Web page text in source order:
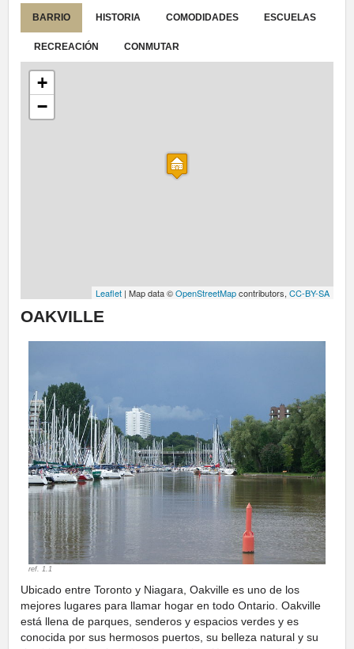
BARRIO HISTORIA COMODIDADES ESCUELAS
RECREACIÓN CONMUTAR
+
−
Leaflet | Map data ©OpenStreetMapcontributors, CC-BY-SA
OAKVILLE
ref. 1.1
Ubicado entre Toronto y Niagara, Oakville es uno de los
mejores lugares para llamar hogar en todo Ontario. Oakville
está llena de parques, senderos y espacios verdes y es
conocida por sus hermosos puertos, su belleza natural y su